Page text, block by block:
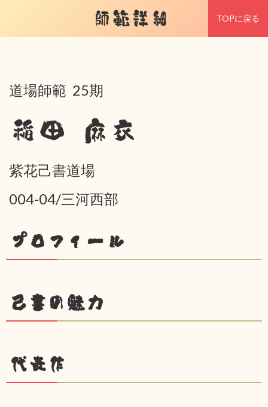
師範詳細 TOPに戻る
道場師範 25期
稲田 麻衣
紫花己書道場
004-04/三河西部
プロフィール
己書の魅力
代表作